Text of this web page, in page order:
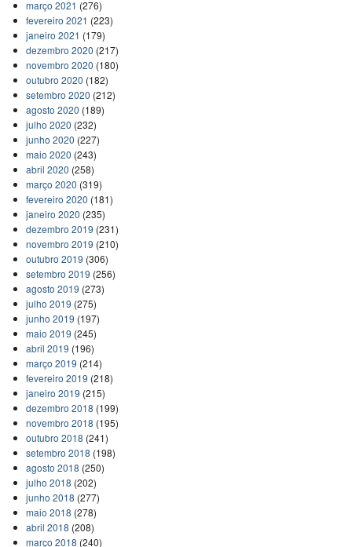
março 2021 (276)
fevereiro 2021 (223)
janeiro 2021 (179)
dezembro 2020 (217)
novembro 2020 (180)
outubro 2020 (182)
setembro 2020 (212)
agosto 2020 (189)
julho 2020 (232)
junho 2020 (227)
maio 2020 (243)
abril 2020 (258)
março 2020 (319)
fevereiro 2020 (181)
janeiro 2020 (235)
dezembro 2019 (231)
novembro 2019 (210)
outubro 2019 (306)
setembro 2019 (256)
agosto 2019 (273)
julho 2019 (275)
junho 2019 (197)
maio 2019 (245)
abril 2019 (196)
março 2019 (214)
fevereiro 2019 (218)
janeiro 2019 (215)
dezembro 2018 (199)
novembro 2018 (195)
outubro 2018 (241)
setembro 2018 (198)
agosto 2018 (250)
julho 2018 (202)
junho 2018 (277)
maio 2018 (278)
abril 2018 (208)
março 2018 (240)